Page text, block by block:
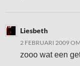
Liesbeth
2 FEBRUARI 2009
zooo wat een